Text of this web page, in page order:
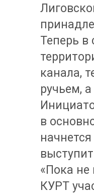
Теперь в
канала,
ручьем,
в
«Пока не
КУРТ